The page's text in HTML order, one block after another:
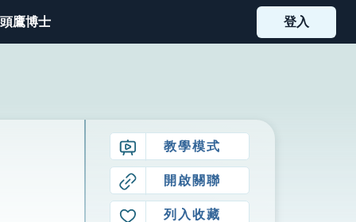
鷹博士 登入
教學模式
開啟關聯
列入收藏